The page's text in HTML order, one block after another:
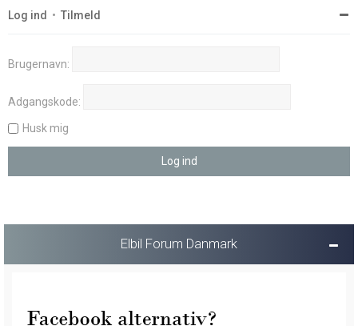
Log ind • Tilmeld
Brugernavn:
Adgangskode:
Husk mig
Elbil Forum Danmark